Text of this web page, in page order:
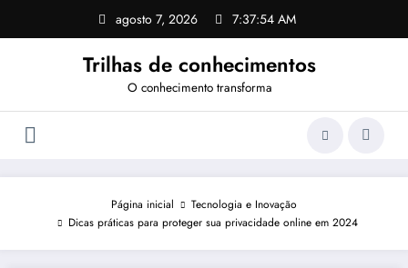
o
agosto 7, 2026 7:37:54 AM
Trilhas de conhecimentos
O conhecimento transforma
Página inicial
Tecnologia e Inovação
Dicas práticas para proteger sua privacidade online em 2024